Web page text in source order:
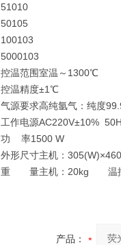
51010
50105
100103
5000103
控温范围室温～1300℃
控温精度±1℃
气源要求高纯氩气：纯度
工作电源AC220V±10%
功 率1500 W
外形尺寸主机：
重 量主机：20kg 温
产品：